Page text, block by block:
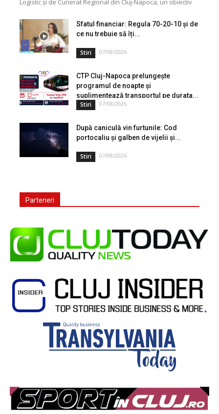
Logistic și de Curierat Regional din Cluj-Napoca, un obiectiv
Sfatul financiar: Regula 70-20-10 și de
ce nu trebuie să îți...
Stiri 07/08/2026
CTP Cluj-Napoca prelungește
programul de noapte și
suplimentează transportul pe durata...
Stiri 07/08/2026
După caniculă vin furtunile: Cod
portocaliu și galben de vijelii și...
Stiri 07/08/2026
Parteneri